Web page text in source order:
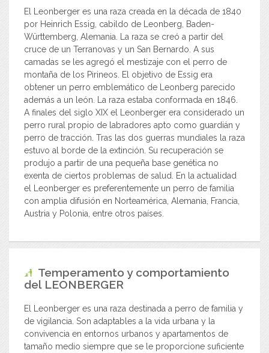
El Leonberger es una raza creada en la década de 1840
por Heinrich Essig, cabildo de Leonberg, Baden-
Württemberg, Alemania. La raza se creó a partir del
cruce de un Terranovas y un San Bernardo. A sus
camadas se les agregó el mestizaje con el perro de
montaña de los Pirineos. El objetivo de Essig era
obtener un perro emblemático de Leonberg parecido
además a un león. La raza estaba conformada en 1846.
A finales del siglo XIX el Leonberger era considerado un
perro rural propio de labradores apto como guardián y
perro de tracción. Tras las dos guerras mundiales la raza
estuvo al borde de la extinción. Su recuperación se
produjo a partir de una pequeña base genética no
exenta de ciertos problemas de salud. En la actualidad
el Leonberger es preferentemente un perro de familia
con amplia difusión en Norteamérica, Alemania, Francia,
Austria y Polonia, entre otros países.
Temperamento y comportamiento
del LEONBERGER
El Leonberger es una raza destinada a perro de familia y
de vigilancia. Son adaptables a la vida urbana y la
convivencia en entornos urbanos y apartamentos de
tamaño medio siempre que se le proporcione suficiente